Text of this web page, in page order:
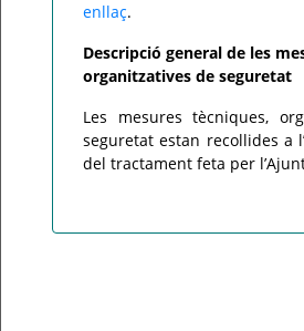
enllaç.
Descripció general de les
organitzatives de seguretat
Les mesures tècniques,
seguretat estan recollides a
del tractament feta per